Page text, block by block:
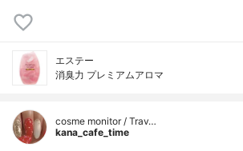
エステー
消臭力 プレミアムアロマ
cosme monitor / Trav…
kana_cafe_time